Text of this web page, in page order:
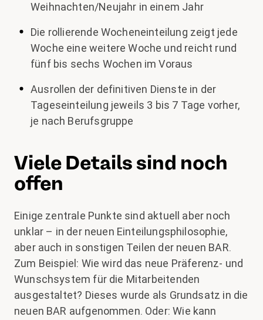
Weihnachten/Neujahr in einem Jahr
Die rollierende Wocheneinteilung zeigt jede
Woche eine weitere Woche und reicht rund
fünf bis sechs Wochen im Voraus
Ausrollen der definitiven Dienste in der
Tageseinteilung jeweils 3 bis 7 Tage vorher,
je nach Berufsgruppe
Viele Details sind noch
offen
Einige zentrale Punkte sind aktuell aber noch
unklar – in der neuen Einteilungsphilosophie,
aber auch in sonstigen Teilen der neuen BAR.
Zum Beispiel: Wie wird das neue Präferenz- und
Wunschsystem für die Mitarbeitenden
ausgestaltet? Dieses wurde als Grundsatz in die
neuen BAR aufgenommen. Oder: Wie kann